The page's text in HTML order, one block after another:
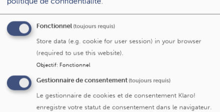
Submit
Fonctionnel(toujours requis)
Store data (e.g. cookie for user session) in your browser
(required to use this website).
Objectif: Fonctionnel
Gestionnaire de consentement(toujours requis)
Le gestionnaire de cookies et de consentement Klaro!
enregistre votre statut de consentement dans le navigateur.